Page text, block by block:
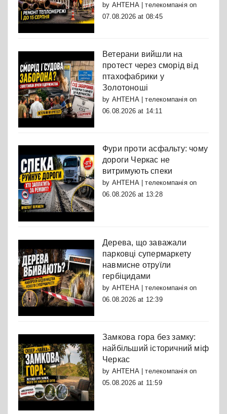
by АНТЕНА | телекомпаніяon
07.08.2026 at 08:45
Ветерани вийшли на
протест через сморід від
птахофабрики у
Золотоноші
by АНТЕНА | телекомпаніяon
06.08.2026 at 14:11
Фури проти асфальту: чому
дороги Черкас не
витримують спеки
by АНТЕНА | телекомпаніяon
06.08.2026 at 13:28
Дерева, що заважали
парковці супермаркету
навмисне отруїли
гербіцидами
by АНТЕНА | телекомпаніяon
06.08.2026 at 12:39
Замкова гора без замку:
найбільший історичний міф
Черкас
by АНТЕНА | телекомпаніяon
05.08.2026 at 11:59